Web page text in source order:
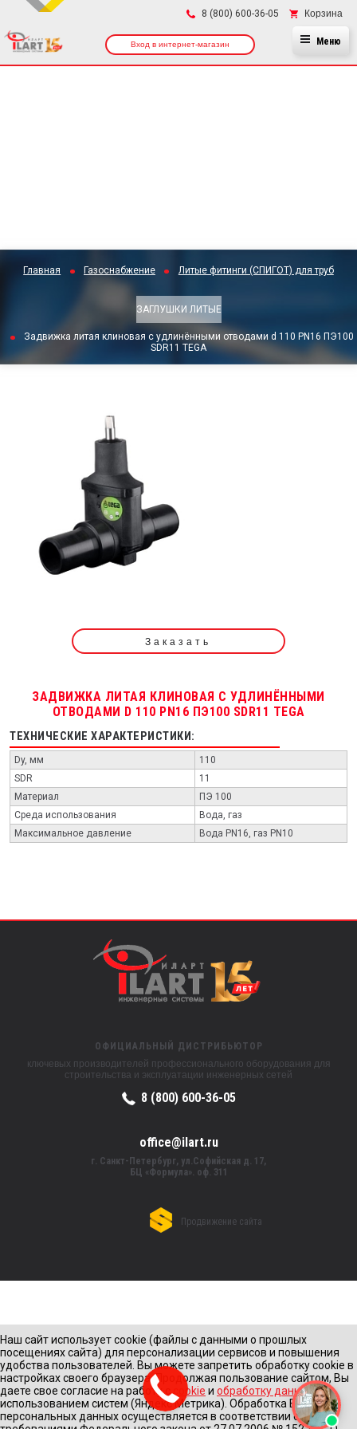
8 (800) 600-36-05 Корзина
Вход в интернет-магазин Меню
Главная Газоснабжение Литые фитинги (СПИГОТ) для труб
ЗАГЛУШКИ ЛИТЫЕ
Задвижка литая клиновая с удлинёнными отводами d 110 PN16 ПЭ100
SDR11 TEGA
Заказать
ЗАДВИЖКА ЛИТАЯ КЛИНОВАЯ С УДЛИНЁННЫМИ
ОТВОДАМИ D 110 PN16 ПЭ100 SDR11 TEGA
ТЕХНИЧЕСКИЕ ХАРАКТЕРИСТИКИ:
Dy, мм
110
SDR
11
Материал
ПЭ 100
Среда использования
Вода, газ
Максимальное давление
Вода PN16, газ PN10
ОФИЦИАЛЬНЫЙ ДИСТРИБЬЮТОР
ключевых производителей профессионального оборудования для
строительства и эксплуатации инженерных сетей
8 (800) 600-36-05
office@ilart.ru
г. Санкт-Петербург, ул.Софийская д. 17,
БЦ «Формула». оф. 311
Продвижение сайта
×
Наш сайт использует cookie (файлы с данными о прошлых
посещениях сайта) для персонализации сервисов и повышения
удобства пользователей. Вы можете запретить обработку cookie в
настройках своего браузера. Продолжая пользование сайтом, Вы
даете свое согласие на работу с cookie и обработку данныхс
использованием систем (Яндекс Метрика). Обработка Ваших
персональных данных осуществляется в соответствии с